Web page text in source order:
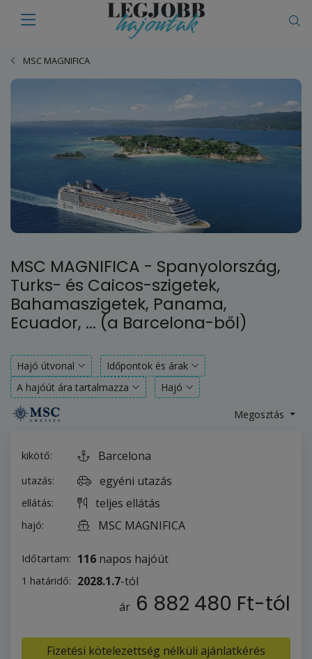
MSC MAGNIFICA
MSC MAGNIFICA - Spanyolország,
Turks- és Caicos-szigetek,
Bahamaszigetek, Panama,
Ecuador, ... (a Barcelona-ből)
Hajó útvonal
Időpontok és árak
A hajóút ára tartalmazza
Hajó
Megosztás
kikötő: Barcelona
utazás: egyéni utazás
ellátás: teljes ellátás
hajó: MSC MAGNIFICA
Időtartam: 116 napos hajóút
1 határidő: 2028.1.7-tól
ár 6 882 480 Ft-tól
Fizetési kötelezettség nélküli ajánlatkérés